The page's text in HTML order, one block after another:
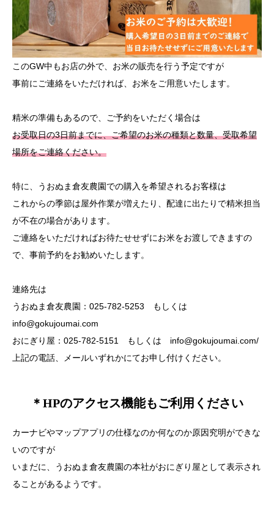
このGW中もお店の外で、お米の販売を行う予定ですが
事前にご連絡をいただければ、お米をご用意いたします。
精米の準備もあるので、ご予約をいただく場合は
お受取日の3日前までに、ご希望のお米の種類と数量、受取希望
場所をご連絡ください。
特に、うおぬま倉友農園での購入を希望されるお客様は
これからの季節は屋外作業が増えたり、配達に出たりで精米担当
が不在の場合があります。
ご連絡をいただければお待たせせずにお米をお渡しできますの
で、事前予約をお勧めいたします。
連絡先は
うおぬま倉友農園：025-782-5253 もしくは
info@gokujoumai.com
おにぎり屋：025-782-5151 もしくは info@gokujoumai.com/
上記の電話、メールいずれかにてお申し付けください。
＊HPのアクセス機能もご利用ください
カーナビやマップアプリの仕様なのか何なのか原因究明ができな
いのですが
いまだに、うおぬま倉友農園の本社がおにぎり屋として表示され
ることがあるようです。